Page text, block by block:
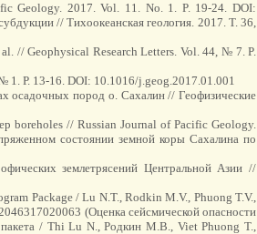
Geology. 2017. Vol. 11. No. 1. P. 19-24. DOI:
// Тихоокеанская геология. 2017. Т. 36,
// Geophysical Research Letters. Vol. 44, № 7. P.
1. Р. 13-16. DOI: 10.1016/j.geog.2017.01.001
осадочных пород о. Сахалин // Геофизические
boreholes // Russian Journal of Pacific Geology.
состоянии земной коры Сахалина по
землетрясений Центральной Азии //
Package / Lu N.T., Rodkin M.V., Phuong T.V.,
(Оценка сейсмической опасности
пакета / Thi Lu N., Родкин М.В., Viet Phuong T.,